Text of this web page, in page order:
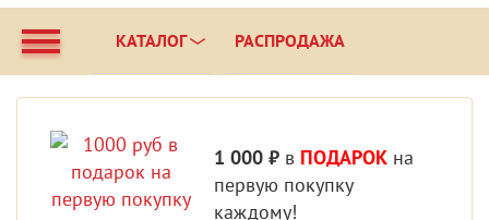
КАТАЛОГ РАСПРОДАЖА
1 000 ₽ в ПОДАРОК на
первую покупку
каждому!